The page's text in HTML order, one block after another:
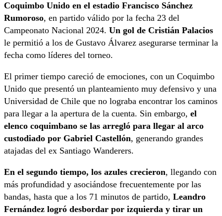
Coquimbo Unido en el estadio Francisco Sánchez
Rumoroso, en partido válido por la fecha 23 del
Campeonato Nacional 2024. Un gol de Cristián Palacios
le permitió a los de Gustavo Álvarez asegurarse terminar la
fecha como líderes del torneo.
El primer tiempo careció de emociones, con un Coquimbo
Unido que presentó un planteamiento muy defensivo y una
Universidad de Chile que no lograba encontrar los caminos
para llegar a la apertura de la cuenta. Sin embargo, el
elenco coquimbano se las arregló para llegar al arco
custodiado por Gabriel Castellón, generando grandes
atajadas del ex Santiago Wanderers.
En el segundo tiempo, los azules crecieron, llegando con
más profundidad y asociándose frecuentemente por las
bandas, hasta que a los 71 minutos de partido, Leandro
Fernández logró desbordar por izquierda y tirar un